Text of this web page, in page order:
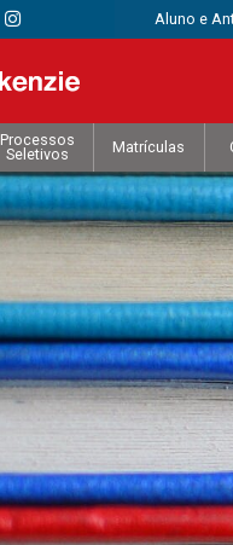
Aluno e
Processos
Seletivos
Matrículas